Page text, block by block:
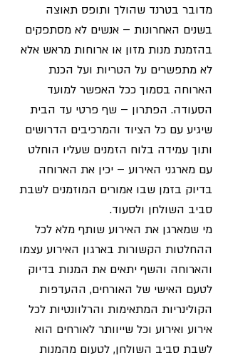
מדובר בטרנד שהולך ותופס תאוצה
בשנים האחרונות – אנשים לא מסתפקים
בהזמנת מנות מזון או ארוחות מראש אלא
לא מתפשרים על הטריות ועל הכנת
הארוחה בסמוך ככל האפשר למועד
הסעודה. הפתרון – שף פרטי עד הבית
שיגיע עם כל הציוד והמרכיבים הדרושים
ותוך עמידה בלוח הזמנים שעליו הוחלט
עם מארגני האירוע – יכין את הארוחה
בדיוק בזמן שבו אמורים המוזמנים לשבת
סביב השולחן ולסעוד.
מי שמארגן את האירוע שותף מלא לכל
ההחלטות הקשורות בארגון האירוע עצמו
והארוחה והשף יתאים את המנות בדיוק
לטעם האישי של האורחים, ההעדפות
הקולינריות המתאימות והרלוונטיות לכל
אירוע ואירוע וכל שייוותר לאורחים הוא
לשבת סביב השולחן, לטעום מהמנות